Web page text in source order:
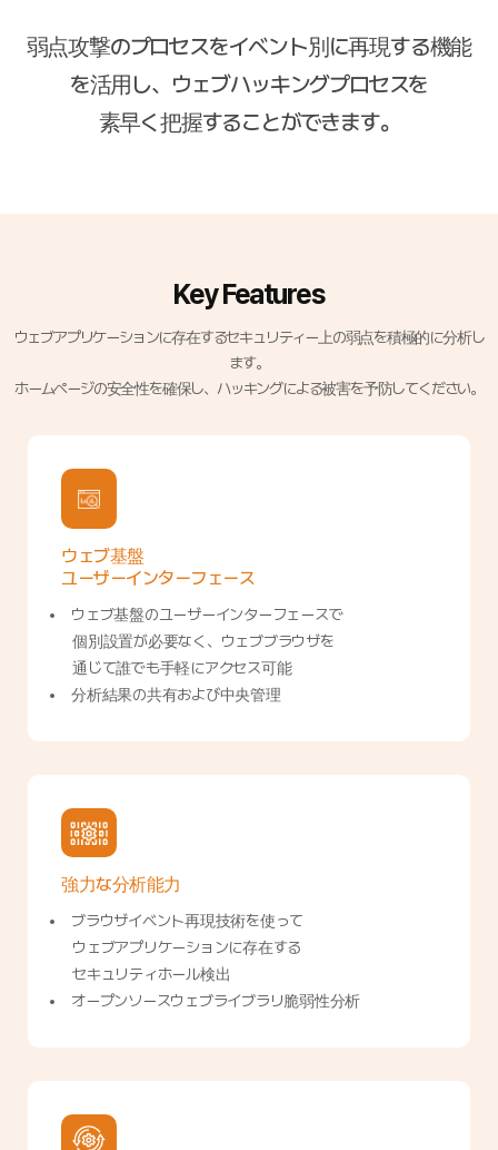
弱点攻撃のプロセスをイベント別に再現する機能
を活用し、ウェブハッキングプロセスを
素早く把握することができます。
Key Features
ウェブアプリケーションに存在するセキュリティー上の弱点を積極的に分析し
ます。
ホームページの安全性を確保し、ハッキングによる被害を予防してください。
ウェブ基盤
ユーザーインターフェース
ウェブ基盤のユーザーインターフェースで
個別設置が必要なく、ウェブブラウザを
通じて誰でも手軽にアクセス可能
分析結果の共有および中央管理
強力な分析能力
ブラウザイベント再現技術を使って
ウェブアプリケーションに存在する
セキュリティホール検出
オープンソースウェブライブラリ脆弱性分析